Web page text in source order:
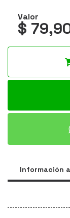
Valor
$
Información